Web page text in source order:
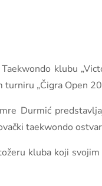
klubu
„Čigra Open
Durmić
taekwondo
kluba koji